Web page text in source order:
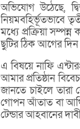
অভিযোগ উঠেছে,
নিয়মবহির্ভূতভাবে
মধ্যে প্রক্রিয়া
ছুটির ঠিক আগের
এ বিষয়ে নাফি
আমার প্রতিষ্ঠান
জানতে চাইলে
গোপন আঁতাত বা
টেন্ডার আহবানের